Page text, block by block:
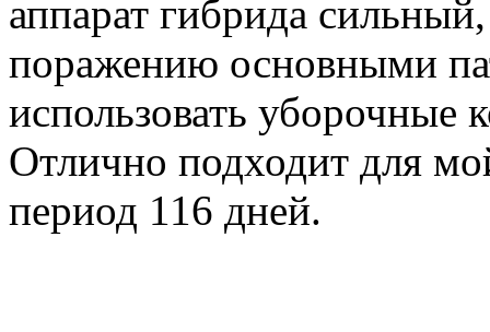
аппарат гибрида
поражению основными
использовать уборочные
Отлично подходит для
период 116 дней.